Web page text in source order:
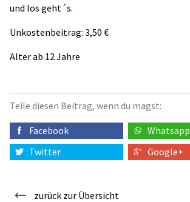
und los geht´s.
Unkostenbeitrag: 3,50 €
Alter ab 12 Jahre
Teile diesen Beitrag, wenn du magst:
Facebook
Whatsapp
Twitter
Google+
zurück zur Übersicht